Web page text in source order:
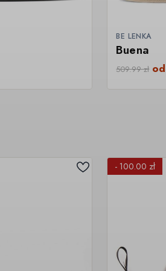
BE LENKA
Buena
509.99zł
- 100.00 zł